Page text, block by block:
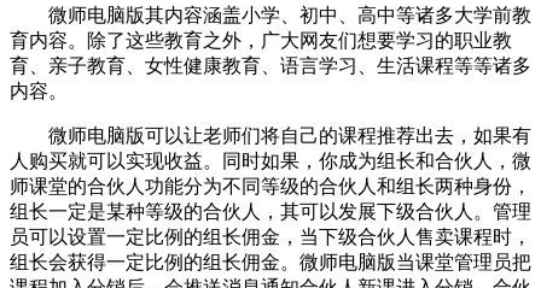
微师电脑版其内容涵盖小学、初中、高中等诸多大学前教
育内容。除了这些教育之外，广大网友们想要学习的职业教
育、亲子教育、女性健康教育、语言学习、生活课程等等诸多
内容。
微师电脑版可以让老师们将自己的课程推荐出去，如果有
人购买就可以实现收益。同时如果，你成为组长和合伙人，微
师课堂的合伙人功能分为不同等级的合伙人和组长两种身份，
组长一定是某种等级的合伙人，其可以发展下级合伙人。管理
员可以设置一定比例的组长佣金，当下级合伙人售卖课程时，
组长会获得一定比例的组长佣金。微师电脑版当课堂管理员把